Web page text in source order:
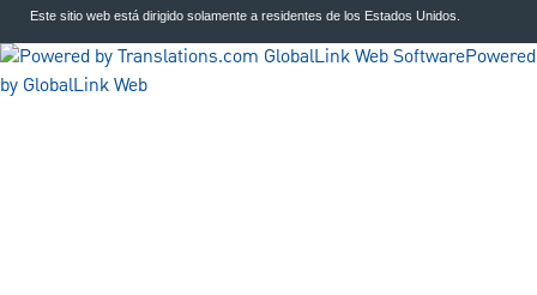
Este sitio web está dirigido solamente a residentes de los Estados Unidos.
Powered
by GlobalLink Web